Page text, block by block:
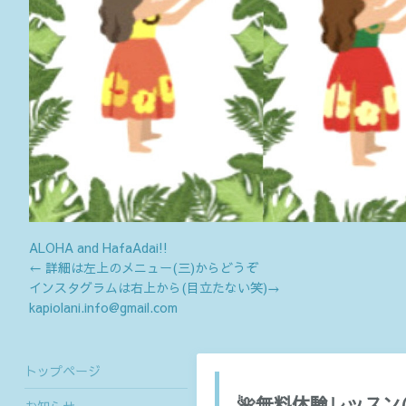
ALOHA and HafaAdai!!
← 詳細は左上のメニュー(三)からどうぞ
インスタグラムは右上から(目立たない笑)→
kapiolani.info@gmail.com
トップページ